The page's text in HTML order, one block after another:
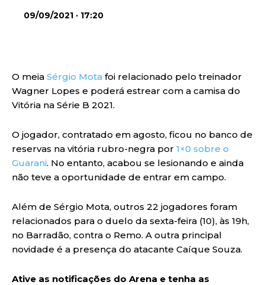
09/09/2021 · 17:20
O meia Sérgio Mota foi relacionado pelo treinador
Wagner Lopes e poderá estrear com a camisa do
Vitória na Série B 2021.
O jogador, contratado em agosto, ficou no banco de
reservas na vitória rubro-negra por 1×0 sobre o
Guarani. No entanto, acabou se lesionando e ainda
não teve a oportunidade de entrar em campo.
Além de Sérgio Mota, outros 22 jogadores foram
relacionados para o duelo da sexta-feira (10), às 19h,
no Barradão, contra o Remo. A outra principal
novidade é a presença do atacante Caíque Souza.
Ative as notificações do Arena e tenha as